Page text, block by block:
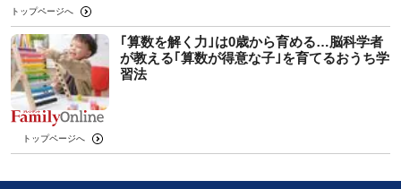
トップページへ
｢算数を解く力｣は0歳から育める…脳科学者
が教える｢算数が得意な子｣を育てるおうち学
習法
トップページへ